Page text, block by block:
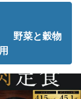
野菜と穀物